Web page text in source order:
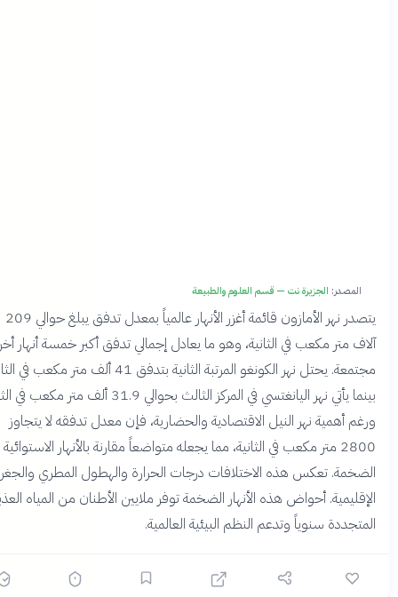
الجزيرة نت — قسم العلوم والطبيعة
يتصدر نهر الأمازون قائمة أغزر الأنهار عالمياً بمعدل تدفق يبلغ حوالي 209
متر مكعب في الثانية، وهو ما يعادل إجمالي تدفق أكبر خمسة أنهار أخرى
مجتمعة. يحتل نهر الكونغو المرتبة الثانية بتدفق 41 ألف متر مكعب في الثانية،
بينما يأتي نهر اليانغتسي في المركز الثالث بحوالي 31.9 ألف متر مكعب في الثانية.
أهمية نهر النيل الاقتصادية والحضارية، فإن معدل تدفقه لا يتجاوز
2800 متر مكعب في الثانية، مما يجعله متواضعاً مقارنة بالأنهار الاستوائية
تعكس هذه الاختلافات درجات الحرارة والهطول المطري والجغرافيا
أحواض هذه الأنهار الضخمة توفر ملايين الأطنان من المياه العذبة
سنوياً وتدعم النظم البيئية العالمية.